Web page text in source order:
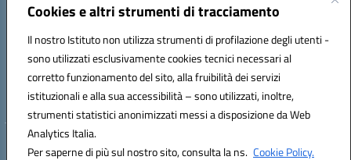
Cookies e altri strumenti di tracciamento
Il nostro Istituto non utilizza strumenti di profilazione degli utenti -
sono utilizzati esclusivamente cookies tecnici necessari al
corretto funzionamento del sito, alla fruibilità dei servizi
istituzionali e alla sua accessibilità – sono utilizzati, inoltre,
strumenti statistici anonimizzati messi a disposizione da Web
Analytics Italia.
Per saperne di più sul nostro sito, consulta la ns. Cookie Policy.
BAEE01401R - Plesso Iqbal - scuola primaria - via Omodeo 27 - tel. 080.
5025278
BAEE01404 X - Plesso Gandhi - scuola primaria - via Celso Ulpiani 1 -
tel. 080.5569487
BAAA01402L - Plesso DonTonino Bello - scuola dell'infanzia - via Celso
Ulpiani 1 - tel. 080.5569487
Hosting & Powered by 3D Solution S.r.l.